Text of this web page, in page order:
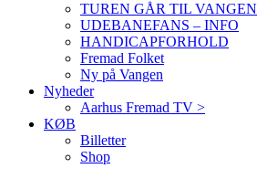
TUREN GÅR TIL VANGEN
UDEBANEFANS – INFO
HANDICAPFORHOLD
Fremad Folket
Ny på Vangen
Nyheder
Aarhus Fremad TV >
KØB
Billetter
Shop